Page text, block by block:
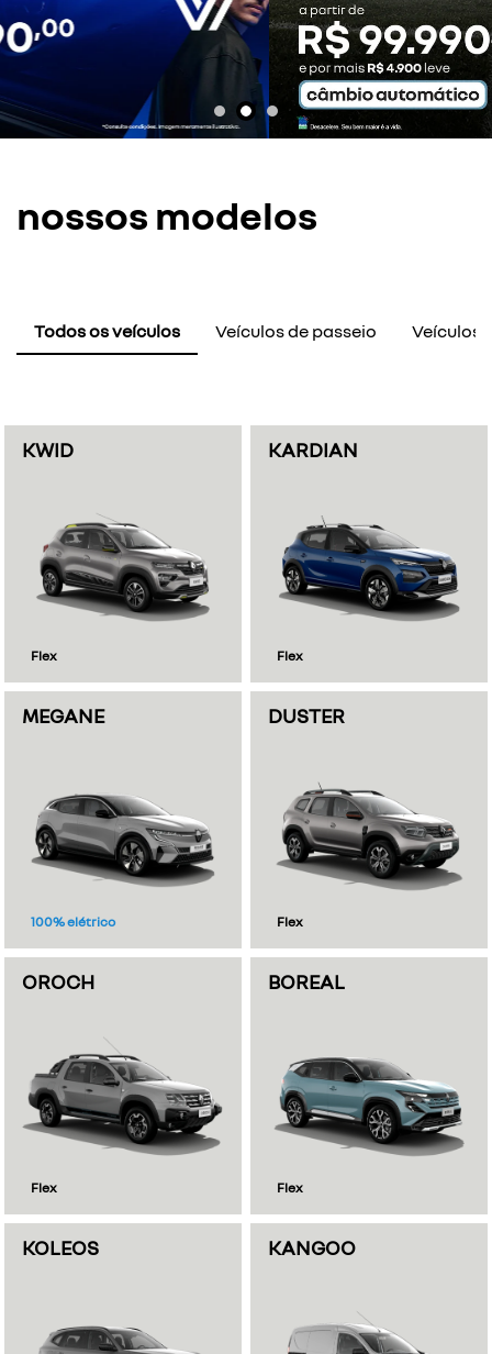
nossos modelos
Todos os veículos Veículos de passeio Veículos
KWID
Flex
KARDIAN
Flex
MEGANE
100% elétrico
DUSTER
Flex
OROCH
Flex
BOREAL
Flex
KOLEOS KANGOO